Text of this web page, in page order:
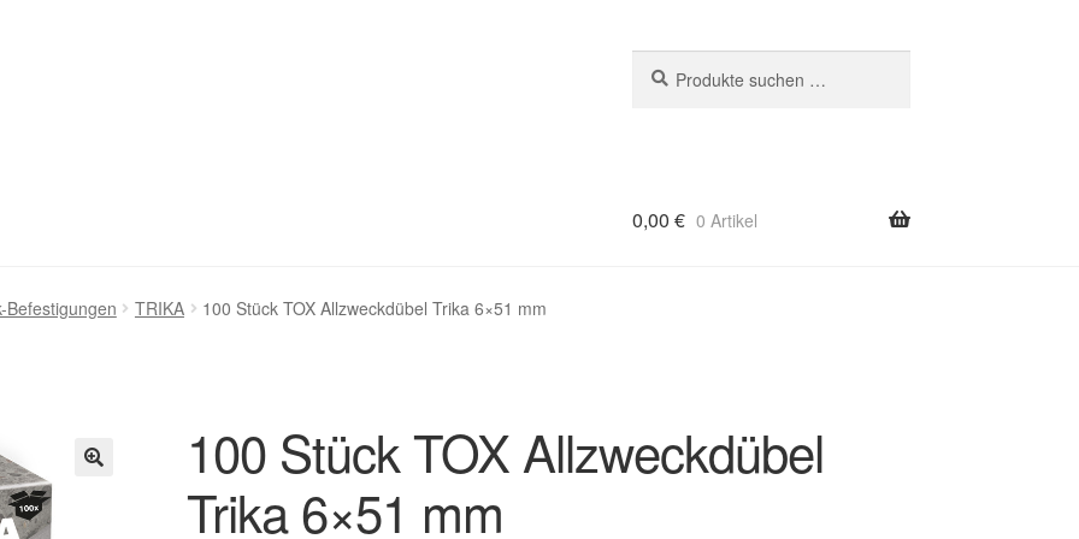
nach:
bestätigen & absenden Cookie-Richtlinie (EU)
0,00 € 0 Artikel
Befestigungen TRIKA 100 Stück TOX Allzweckdübel Trika 6×51 mm
100 Stück TOX Allzweckdübel
Trika 6×51 mm